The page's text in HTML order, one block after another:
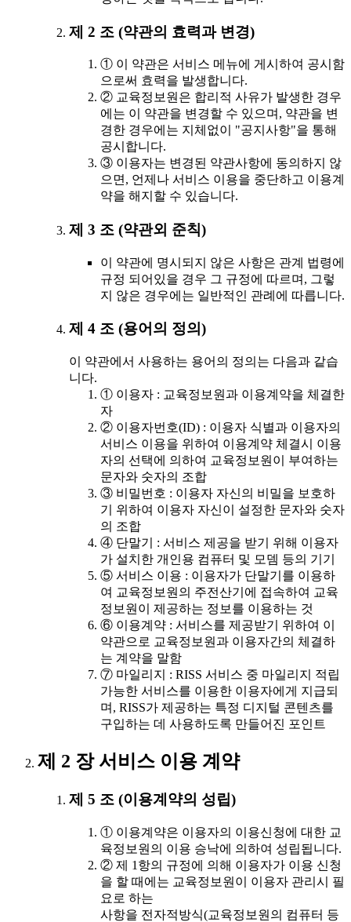
제 2 조 (약관의 효력과 변경)
① 이 약관은 서비스 메뉴에 게시하여 공시함
으로써 효력을 발생합니다.
② 교육정보원은 합리적 사유가 발생한 경우
에는 이 약관을 변경할 수 있으며, 약관을 변
경한 경우에는 지체없이 "공지사항"을 통해
공시합니다.
③ 이용자는 변경된 약관사항에 동의하지 않
으면, 언제나 서비스 이용을 중단하고 이용계
약을 해지할 수 있습니다.
제 3 조 (약관외 준칙)
이 약관에 명시되지 않은 사항은 관계 법령에
규정 되어있을 경우 그 규정에 따르며, 그렇
지 않은 경우에는 일반적인 관례에 따릅니다.
제 4 조 (용어의 정의)
이 약관에서 사용하는 용어의 정의는 다음과 같습
니다.
① 이용자 : 교육정보원과 이용계약을 체결한
자
② 이용자번호(ID) : 이용자 식별과 이용자의
서비스 이용을 위하여 이용계약 체결시 이용
자의 선택에 의하여 교육정보원이 부여하는
문자와 숫자의 조합
③ 비밀번호 : 이용자 자신의 비밀을 보호하
기 위하여 이용자 자신이 설정한 문자와 숫자
의 조합
④ 단말기 : 서비스 제공을 받기 위해 이용자
가 설치한 개인용 컴퓨터 및 모뎀 등의 기기
⑤ 서비스 이용 : 이용자가 단말기를 이용하
여 교육정보원의 주전산기에 접속하여 교육
정보원이 제공하는 정보를 이용하는 것
⑥ 이용계약 : 서비스를 제공받기 위하여 이
약관으로 교육정보원과 이용자간의 체결하
는 계약을 말함
⑦ 마일리지 : RISS 서비스 중 마일리지 적립
가능한 서비스를 이용한 이용자에게 지급되
며, RISS가 제공하는 특정 디지털 콘텐츠를
구입하는 데 사용하도록 만들어진 포인트
제 2 장 서비스 이용 계약
제 5 조 (이용계약의 성립)
① 이용계약은 이용자의 이용신청에 대한 교
육정보원의 이용 승낙에 의하여 성립됩니다.
② 제 1항의 규정에 의해 이용자가 이용 신청
을 할 때에는 교육정보원이 이용자 관리시 필
요로 하는
사항을 전자적방식(교육정보원의 컴퓨터 등